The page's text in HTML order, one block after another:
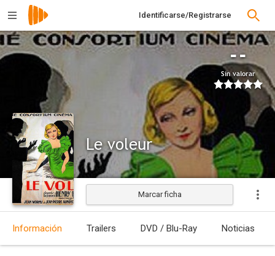
Identificarse/Registrarse
--
Sin valorar
Le voleur
Estrenada
Marcar ficha
Información Trailers DVD / Blu-Ray Noticias